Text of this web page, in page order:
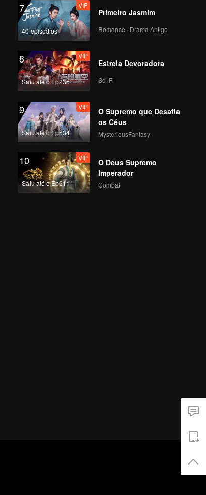
7
40 episódios
VIP
Primeiro Jasmim
Romance · Drama Antigo
8
Saiu até o Ep235
VIP
Estrela Devoradora
Sci-Fi
9
Saiu até o Ep534
VIP
O Supremo que Desafia
os Céus
MysteriousFantasy
10
Saiu até o Ep611
VIP
O Deus Supremo
Imperador
Combat